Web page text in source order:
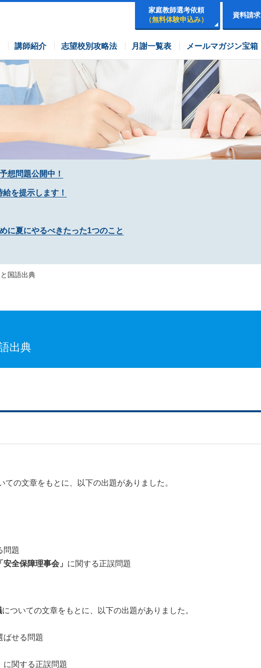
家庭教師選考依頼
（無料体験申込み）
資料請求
四谷大塚コース 市進学院コース
講師紹介 志望校別攻略法 月謝一覧表 メールマガジン宝箱
想問題公開中！
を提示します！
に夏にやるべきたった1つのこと
国語出典
出典
ての文章をもとに、以下の出題がありました。
問題
全保障理事会」 に関する正誤問題
についての文章をもとに、以下の出題がありました。
ばせる問題
に関する正誤問題